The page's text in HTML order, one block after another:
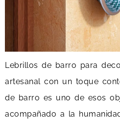
Lebrillos de barro para
artesanal con un toque
de barro es uno de esos
acompañado a la